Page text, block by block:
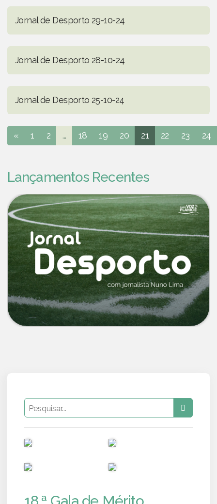
Jornal de Desporto 29-10-24
Jornal de Desporto 28-10-24
Jornal de Desporto 25-10-24
« 1 2 ... 18 19 20 21 22 23 24
Lançamentos Recentes